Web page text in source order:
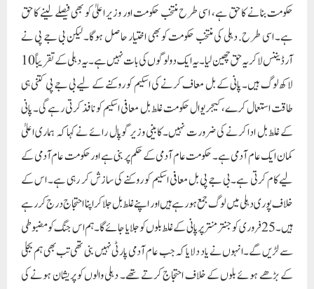
حکومت بنانے کا حق ہے، اسی طرح منتخب حکومت اور وزیر اعلیٰ کو بھی فیصلے لینے کا حق
ہے۔ اسی طرح. دہلی کی منتخب حکومت کو بھی اختیار حاصل ہوگا۔ لیکن بی جے پی نے
آرڈیننس لا کر یہ حق چھین لیا۔ یہ ایک دو لوگوں کی بات نہیں ہے۔ یہ دہلی کے تقریباً 10
لاکھ لوگ ہیں۔ پانی کے بل معاف کرنے کی اسکیم کو روکنے کے لیے بی جے پی کتنی ہی
طاقت استعمال کرے، کیجریوال حکومت غلط بل معافی اسکیم کو نافذ کرتی رہے گی۔ پانی
کے غلط بل ادا کرنے کی ضرورت نہیں۔ کابینی وزیر گوپال رائے نے کہا کہ ہماری اعلیٰ
کمان ایک عام آدمی ہے۔ حکومت عام آدمی کے حکم پر بنی ہے اور حکومت عام آدمی کے
لیے کام کرتی ہے۔ بی جے پی بل معافی اسکیم کو روکنے کی سازش کر رہی ہے۔ اس کے
خلاف پوری دہلی میں لوگ جمع ہو رہے ہیں اور اپنے غلط بل جلا کر اپنا احتجاج درج کر رہے
ہیں۔ 25 فروری کوجنتر منتر پر پانی کے غلط بلوں کو جلایا جائے گا۔ ہم اس جنگ کو مضبوطی
سے لڑیں گے۔انہوں نے یاد دلایا کہ جب عام آدمی پارٹی نہیں بنی تھی تب بھی ہم بجلی
کے بڑھے ہوئے بلوں کے خلاف احتجاج کرتے تھے۔ دہلی والوں کو پریشان ہونے کی